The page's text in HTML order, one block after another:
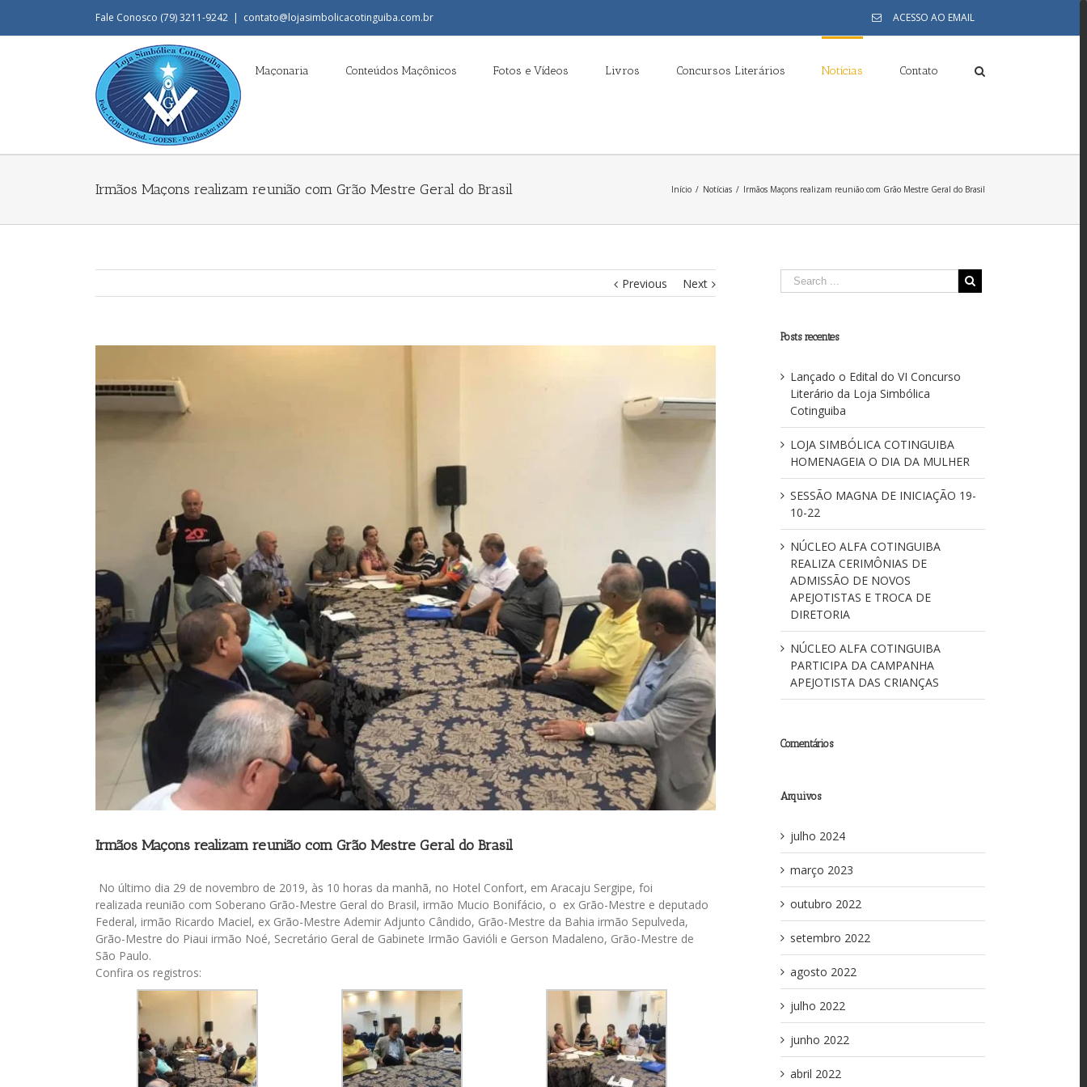
Fale Conosco (79) 3211-9242 | contato@lojasimbolicacotinguiba.com.br ACESSO AO EMAIL
Maçonaria Conteúdos Maçônicos Fotos e Vídeos Livros Concursos Literários Notícias Contato
Irmãos Maçons realizam reunião com Grão Mestre Geral do Brasil Início / Notícias / Irmãos Maçons realizam reunião com Grão Mestre Geral do Brasil
Previous Next
Image
Irmãos Maçons realizam reunião com Grão Mestre Geral do Brasil
No último dia 29 de novembro de 2019, às 10 horas da manhã, no Hotel Confort, em Aracaju Sergipe, foi
realizada reunião com Soberano Grão-Mestre Geral do Brasil, irmão Mucio Bonifácio, o ex Grão-Mestre e deputado
Federal, irmão Ricardo Maciel, ex Grão-Mestre Ademir Adjunto Cândido, Grão-Mestre da Bahia irmão Sepulveda,
Grão-Mestre do Piaui irmão Noé, Secretário Geral de Gabinete Irmão Gavióli e Gerson Madaleno, Grão-Mestre de
São Paulo.
Confira os registros:
Posts recentes
Lançado o Edital do VI Concurso
Literário da Loja Simbólica
Cotinguiba
LOJA SIMBÓLICA COTINGUIBA
HOMENAGEIA O DIA DA MULHER
SESSÃO MAGNA DE INICIAÇÃO 19-
10-22
NÚCLEO ALFA COTINGUIBA
REALIZA CERIMÔNIAS DE
ADMISSÃO DE NOVOS
APEJOTISTAS E TROCA DE
DIRETORIA
NÚCLEO ALFA COTINGUIBA
PARTICIPA DA CAMPANHA
APEJOTISTA DAS CRIANÇAS
Comentários
Arquivos
julho 2024
março 2023
outubro 2022
setembro 2022
agosto 2022
julho 2022
junho 2022
abril 2022